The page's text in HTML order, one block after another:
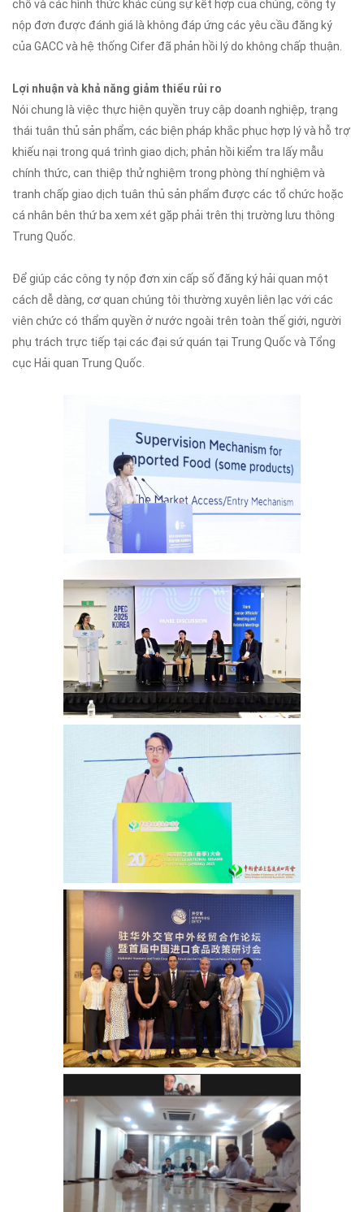
chỗ và các hình thức khác cùng sự kết hợp của chúng, công ty
nộp đơn được đánh giá là không đáp ứng các yêu cầu đăng ký
của GACC và hệ thống Cifer đã phản hồi lý do không chấp thuận.
Lợi nhuận và khả năng giảm thiểu rủi ro
Nói chung là việc thực hiện quyền truy cập doanh nghiệp, trạng
thái tuân thủ sản phẩm, các biện pháp khắc phục hợp lý và hỗ trợ
khiếu nại trong quá trình giao dịch; phản hồi kiểm tra lấy mẫu
chính thức, can thiệp thử nghiệm trong phòng thí nghiệm và
tranh chấp giao dịch tuân thủ sản phẩm được các tổ chức hoặc
cá nhân bên thứ ba xem xét gặp phải trên thị trường lưu thông
Trung Quốc.
Để giúp các công ty nộp đơn xin cấp số đăng ký hải quan một
cách dễ dàng, cơ quan chúng tôi thường xuyên liên lạc với các
viên chức có thẩm quyền ở nước ngoài trên toàn thế giới, người
phụ trách trực tiếp tại các đại sứ quán tại Trung Quốc và Tổng
cục Hải quan Trung Quốc.